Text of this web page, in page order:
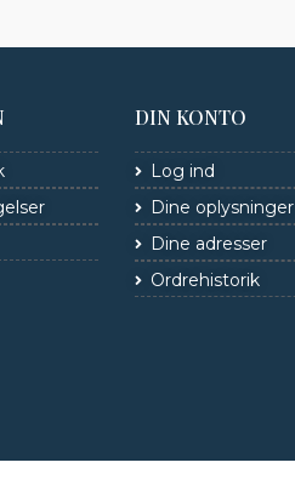
DIN KONTO
Log ind
Dine oplysninger
Dine adresser
Ordrehistorik